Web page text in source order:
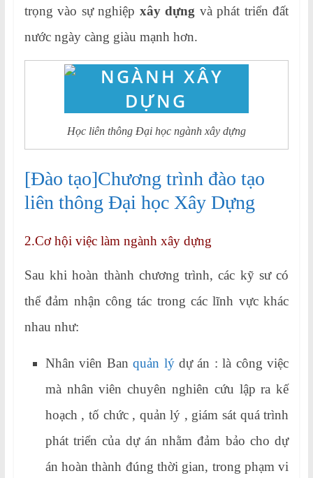
trọng vào sự nghiệp xây dựng và phát triển đất
nước ngày càng giàu mạnh hơn.
Học liên thông Đại học ngành xây dựng
[Đào tạo]Chương trình đào tạo
liên thông Đại học Xây Dựng
2.Cơ hội việc làm ngành xây dựng
Sau khi hoàn thành chương trình, các kỹ sư có
thể đảm nhận công tác trong các lĩnh vực khác
nhau như:
Nhân viên Banquản lýdự án : là công việc
mà nhân viên chuyên nghiên cứu lập ra kế
hoạch , tố chức , quản lý , giám sát quá trình
phát triển của dự án nhằm đảm bảo cho dự
án hoàn thành đúng thời gian, trong phạm vi